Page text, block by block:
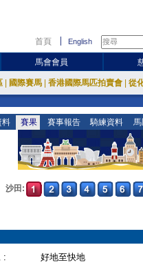
首頁 English
馬會會員
國際賽馬 香港國際馬匹拍賣會 從
料 賽果 賽事報告 騎練資料
沙田:
:
好地至快地